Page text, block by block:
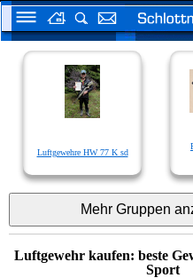
Luftgewehre HW 77 K sd
Luftgewehr kaufen: beste
Sport